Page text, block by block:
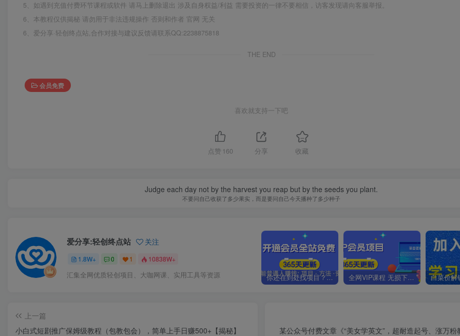
5、如遇到充值付费环节课程或软件 请马上删除退出 涉及自身权益/利益 需要投资的一律不要相信，访客发现请向客服举报。
6、本教程仅供揭秘 请勿用于非法违规操作 否则和作者 官网 无关
6、爱分享·轻创终点站,合作对接与建议反馈请联系QQ:2238875818
THE END
会员免费
喜欢就支持一下吧
点赞 160 分享 收藏
Judge each day not by the harvest you reap but by the seeds you plant.
不要问自己收获了多少果实，而是要问自己今天播种了多少种子
爱分享:轻创终点站 关注
1.8W+ 0 1 10838W+
汇集全网优质轻创项目、大咖网课、实用工具等资源 你还在到处找项目？还在当韭菜？我靠卖项目一个月收入5万+，曾经我也是个失败者。 全网VIP课程 无损下载~.~
上一篇
小白式短剧推广保姆级教程（包教包会），简单上手日赚500+【揭秘】
某公众号付费文章《“美女学英文”，超耐造起号、涨万